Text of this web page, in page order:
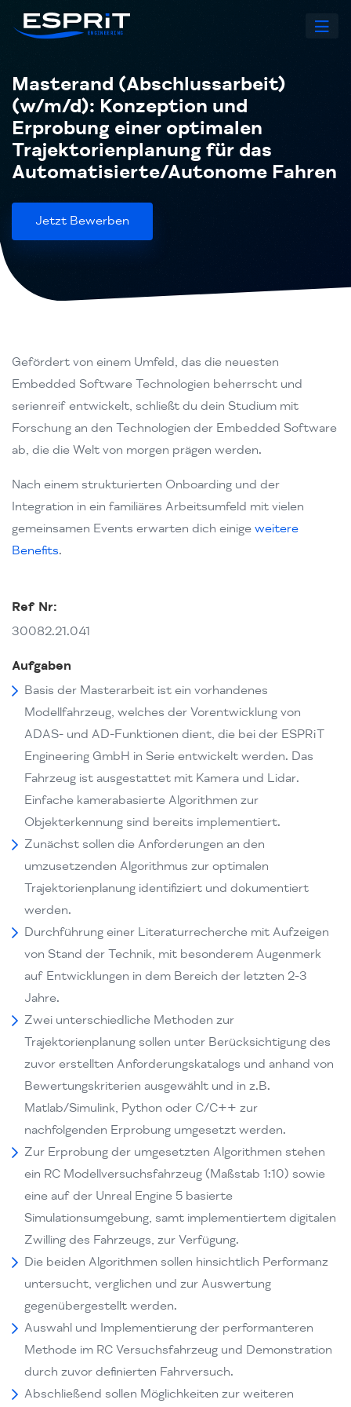
Masterand (Abschlussarbeit)
(w/m/d): Konzeption und
Erprobung einer optimalen
Trajektorienplanung für das
Automatisierte/Autonome Fahren
Jetzt Bewerben
Gefördert von einem Umfeld, das die neuesten
Embedded Software Technologien beherrscht und
serienreif entwickelt, schließt du dein Studium mit
Forschung an den Technologien der Embedded Software
ab, die die Welt von morgen prägen werden.
Nach einem strukturierten Onboarding und der
Integration in ein familiäres Arbeitsumfeld mit vielen
gemeinsamen Events erwarten dich einige weitere
Benefits.
Ref Nr:
30082.21.041
Aufgaben
Basis der Masterarbeit ist ein vorhandenes
Modellfahrzeug, welches der Vorentwicklung von
ADAS- und AD-Funktionen dient, die bei der ESPRiT
Engineering GmbH in Serie entwickelt werden. Das
Fahrzeug ist ausgestattet mit Kamera und Lidar.
Einfache kamerabasierte Algorithmen zur
Objekterkennung sind bereits implementiert.
Zunächst sollen die Anforderungen an den
umzusetzenden Algorithmus zur optimalen
Trajektorienplanung identifiziert und dokumentiert
werden.
Durchführung einer Literaturrecherche mit Aufzeigen
von Stand der Technik, mit besonderem Augenmerk
auf Entwicklungen in dem Bereich der letzten 2-3
Jahre.
Zwei unterschiedliche Methoden zur
Trajektorienplanung sollen unter Berücksichtigung des
zuvor erstellten Anforderungskatalogs und anhand von
Bewertungskriterien ausgewählt und in z.B.
Matlab/Simulink, Python oder C/C++ zur
nachfolgenden Erprobung umgesetzt werden.
Zur Erprobung der umgesetzten Algorithmen stehen
ein RC Modellversuchsfahrzeug (Maßstab 1:10) sowie
eine auf der Unreal Engine 5 basierte
Simulationsumgebung, samt implementiertem digitalen
Zwilling des Fahrzeugs, zur Verfügung.
Die beiden Algorithmen sollen hinsichtlich Performanz
untersucht, verglichen und zur Auswertung
gegenübergestellt werden.
Auswahl und Implementierung der performanteren
Methode im RC Versuchsfahrzeug und Demonstration
durch zuvor definierten Fahrversuch.
Abschließend sollen Möglichkeiten zur weiteren